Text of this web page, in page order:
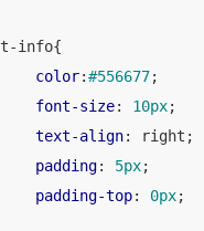
info{
color:#556677;
font-size: 10px;
text-align: right;
padding: 5px;
padding-top: 0px;